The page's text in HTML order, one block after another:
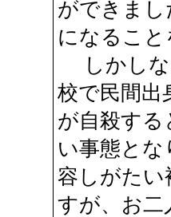
ができまし
になるこ
しかしな
校で民間出
が自殺する
い事態と
容しがたい
すが、お二